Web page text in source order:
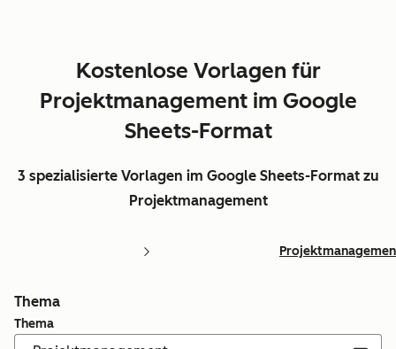
Kostenlose Vorlagen für
Projektmanagement im Google
Sheets-Format
3 spezialisierte Vorlagen im Google Sheets-Format zu
Projektmanagement
Thema
Thema